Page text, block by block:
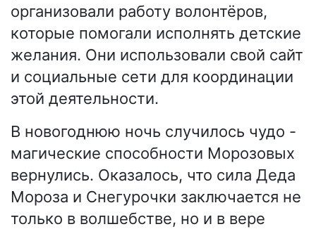
организовали работу волонтёров,
которые помогали исполнять детские
желания. Они использовали свой сайт
и социальные сети для координации
этой деятельности.
В новогоднюю ночь случилось чудо -
магические способности Морозовых
вернулись. Оказалось, что сила Деда
Мороза и Снегурочки заключается не
только в волшебстве, но и в вере